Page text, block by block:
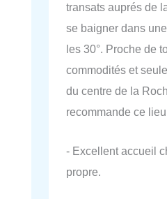
transats auprés de
se baigner dans
les 30°. Proche de
commodités et
du centre de la
recommande ce
- Excellent accueil
propre.